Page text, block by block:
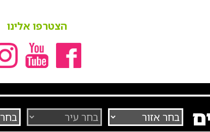
הצטרפו אלינו